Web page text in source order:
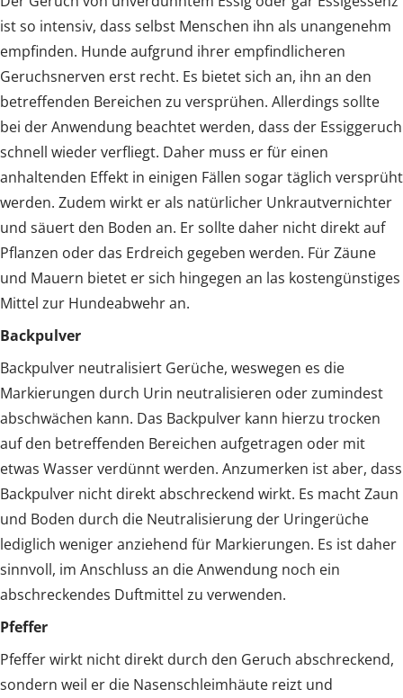
ist so intensiv, dass selbst Menschen ihn als unangenehm
empfinden. Hunde aufgrund ihrer empfindlicheren
Geruchsnerven erst recht. Es bietet sich an, ihn an den
betreffenden Bereichen zu versprühen. Allerdings sollte
bei der Anwendung beachtet werden, dass der Essiggeruch
schnell wieder verfliegt. Daher muss er für einen
anhaltenden Effekt in einigen Fällen sogar täglich versprüht
werden. Zudem wirkt er als natürlicher Unkrautvernichter
und säuert den Boden an. Er sollte daher nicht direkt auf
Pflanzen oder das Erdreich gegeben werden. Für Zäune
und Mauern bietet er sich hingegen an las kostengünstiges
Mittel zur Hundeabwehr an.
Backpulver
Backpulver neutralisiert Gerüche, weswegen es die
Markierungen durch Urin neutralisieren oder zumindest
abschwächen kann. Das Backpulver kann hierzu trocken
auf den betreffenden Bereichen aufgetragen oder mit
etwas Wasser verdünnt werden. Anzumerken ist aber, dass
Backpulver nicht direkt abschreckend wirkt. Es macht Zaun
und Boden durch die Neutralisierung der Uringerüche
lediglich weniger anziehend für Markierungen. Es ist daher
sinnvoll, im Anschluss an die Anwendung noch ein
abschreckendes Duftmittel zu verwenden.
Pfeffer
Pfeffer wirkt nicht direkt durch den Geruch abschreckend,
sondern weil er die Nasenschleimhäute reizt und